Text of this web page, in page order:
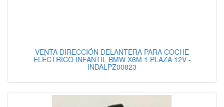
VENTA DIRECCIÓN DELANTERA PARA COCHE
ELÉCTRICO INFANTIL BMW X6M 1 PLAZA 12V -
INDALPZ00823